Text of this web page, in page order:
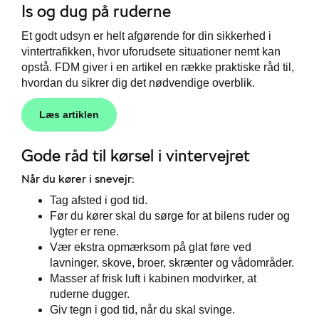
Is og dug på ruderne
Et godt udsyn er helt afgørende for din sikkerhed i
vintertrafikken, hvor uforudsete situationer nemt kan
opstå. FDM giver i en artikel en række praktiske råd til,
hvordan du sikrer dig det nødvendige overblik.
Læs artiklen
Gode råd til kørsel i vintervejret
Når du kører i snevejr:
Tag afsted i god tid.
Før du kører skal du sørge for at bilens ruder og
lygter er rene.
Vær ekstra opmærksom på glat føre ved
lavninger, skove, broer, skrænter og vådområder.
Masser af frisk luft i kabinen modvirker, at
ruderne dugger.
Giv tegn i god tid, når du skal svinge.